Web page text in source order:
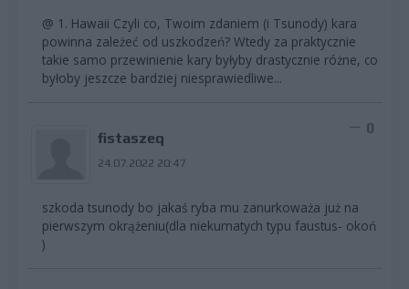
@ 1. Hawaii Czyli co, Twoim zdaniem (i Tsunody) kara
powinna zależeć od uszkodzeń? Wtedy za praktycznie
takie samo przewinienie kary byłyby drastycznie różne, co
byłoby jeszcze bardziej niesprawiedliwe...
fistaszeq
24.07.2022 20:47
0
szkoda tsunody bo jakaś ryba mu zanurkoważa już na
pierwszym okrążeniu(dla niekumatych typu faustus- okoń
)